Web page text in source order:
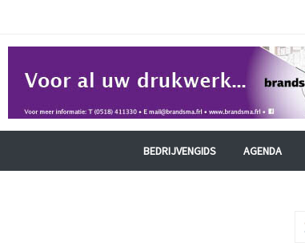
BEDRIJVENGIDS AGENDA